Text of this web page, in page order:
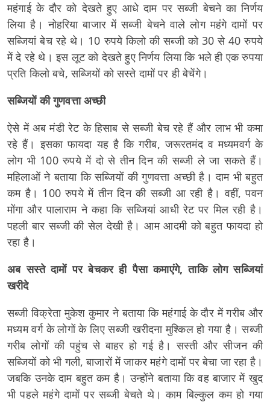
महंगाई के दौर को देखते हुए आधे दाम पर सब्जी बेचने का निर्णय
लिया है। नोहरिया बाजार में सब्जी बेचने वाले लोग महंगे दामों पर
सब्जियां बेच रहे थे। 10 रुपये किलो की सब्जी को 30 से 40 रुपये
में दे रहे थे। इस लूट को देखते हुए निर्णय लिया कि भले ही एक रुपया
प्रति किलो बचे, सब्जियों को सस्ते दामों पर ही बेचेंगे।
सब्जियों की गुणवत्ता अच्छी
ऐसे में अब मंडी रेट के हिसाब से सब्जी बेच रहे हैं और लाभ भी कमा
रहे हैं। इसका फायदा यह है कि गरीब, जरूरतमंद व मध्यमवर्ग के
लोग भी 100 रुपये में दो से तीन दिन की सब्जी ले जा सकते हैं।
महिलाओं ने बताया कि सब्जियों की गुणवत्ता अच्छी है। दाम भी बहुत
कम है। 100 रुपये में तीन दिन की सब्जी आ रही है। वहीं, पवन
मोंगा और पालाराम ने कहा कि सब्जियां आधी रेट पर मिल रही है।
पहली बार सब्जी की सेल देखी है। आम आदमी को बहुत फायदा हो
रहा है।
अब सस्ते दामों पर बेचकर ही पैसा कमाएंगे, ताकि लोग सब्जियां
खरीदे
सब्जी विक्रेता मुकेश कुमार ने बताया कि महंगाई के दौर में गरीब और
मध्यम वर्ग के लोगों के लिए सब्जी खरीदना मुश्किल हो गया है। सब्जी
गरीब लोगों की पहुंच से बाहर हो गई है। सस्ती और सीजन की
सब्जियों को भी गली, बाजारों में जाकर महंगे दामों पर बेचा जा रहा है।
जबकि उनके दाम बहुत कम है। उन्होंने बताया कि वह बाजार में खुद
भी पहले महंगे दामों पर सब्जी बेचते थे। काम बिल्कुल कम हो गया